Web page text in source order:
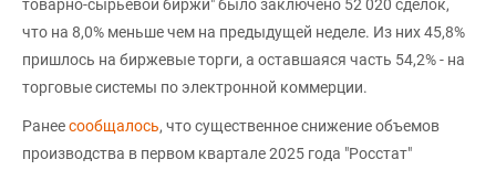
товарно-сырьевой биржи" было заключено 52 020 сделок,
что на 8,0% меньше чем на предыдущей неделе. Из них 45,8%
пришлось на биржевые торги, а оставшаяся часть 54,2% - на
торговые системы по электронной коммерции.
Ранеесообщалось, что существенное снижение объемов
производства в первом квартале 2025 года "Росстат"